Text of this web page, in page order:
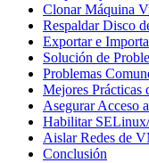
Clonar Máquina
Respaldar Disco
Exportar e
Solución de
Problemas
Mejores Prácticas
Asegurar Acceso
Habilitar
Aislar Redes de
Conclusión